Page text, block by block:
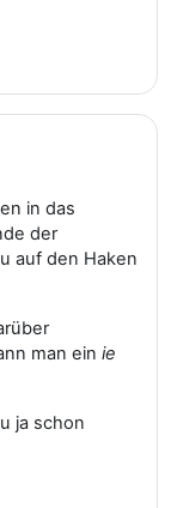
in das
der
auf den Haken
man ein ie
ja schon